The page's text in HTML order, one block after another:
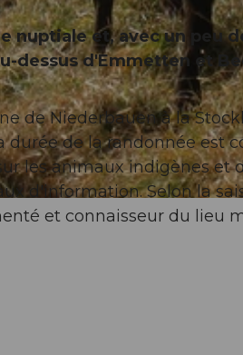
nuptiale et, avec un peu
dessus d'Emmetten et
de Niederbauen à la
durée de la randonnée est
les animaux indigènes et
d'information. Selon la
et connaisseur du lieu